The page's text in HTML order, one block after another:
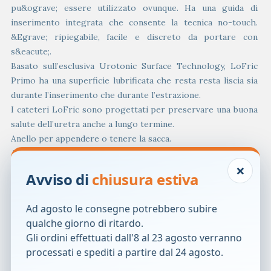
pu&ograve; essere utilizzato ovunque. Ha una guida di
inserimento integrata che consente la tecnica no-touch.
&Egrave; ripiegabile, facile e discreto da portare con
s&eacute;.
Basato sull’esclusiva Urotonic Surface Technology, LoFric
Primo ha una superficie lubrificata che resta resta liscia sia
durante l’inserimento che durante l’estrazione.
I cateteri LoFric sono progettati per preservare una buona
salute dell’uretra anche a lungo termine.
Anello per appendere o tenere la sacca.
Area adesiva posteriore per appendere la confezione.
Pu&ograve; essere collegato a una sacca standard per la
raccolta dell&rsquo;urina o al tubo di prolunga standard.
Fabbricato senza PVC, ftalati e lattice. Disponibile in due
varianti di punta del catetere: conica (Tiemann) e
arrotondata (Nelaton).
Disponibile per adulti, adolescenti, bambini e lattanti.
×
Avviso di chiusura estiva
Ad agosto le consegne potrebbero subire
qualche giorno di ritardo.
Gli ordini effettuati dall'8 al 23 agosto verranno
processati e spediti a partire dal 24 agosto.